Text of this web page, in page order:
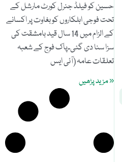
حسین کو فیلڈ جنرل کورٹ مارشل کے
تحت فوجی اہلکاروں کو بغاوت پر اکسانے
کے الزام میں 14 سال قید بامشقت کی
سزا سنا دی گئی۔پاک فوج کے شعبہ
تعلقات عامہ (آئی ایس
« مزید پڑھیں